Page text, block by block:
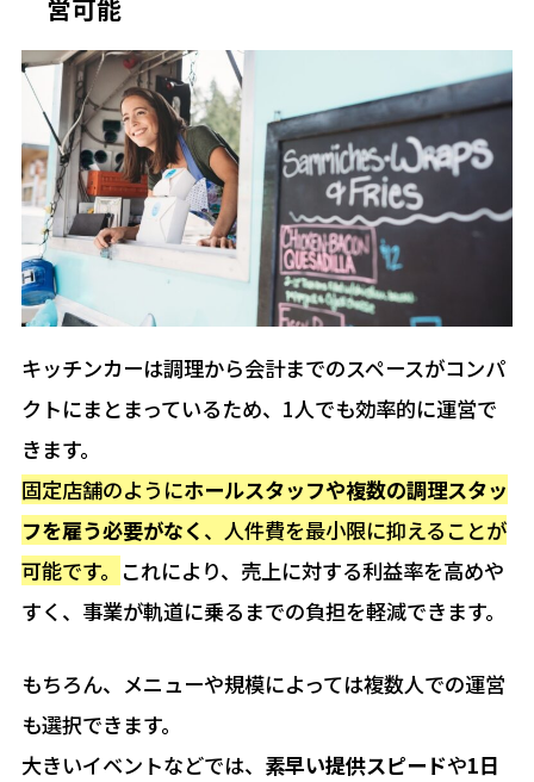
営可能
キッチンカーは調理から会計までのスペースがコンパ
クトにまとまっているため、1人でも効率的に運営で
きます。
固定店舗のようにホールスタッフや複数の調理スタッ
フを雇う必要がなく 、人件費を最小限に抑えることが
可能です。 これにより、売上に対する利益率を高めや
すく、事業が軌道に乗るまでの負担を軽減できます。
もちろん、メニューや規模によっては複数人での運営
も選択できます。
大きいイベントなどでは、 素早い提供スピードや1日